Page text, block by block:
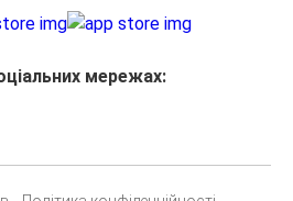
мережах: